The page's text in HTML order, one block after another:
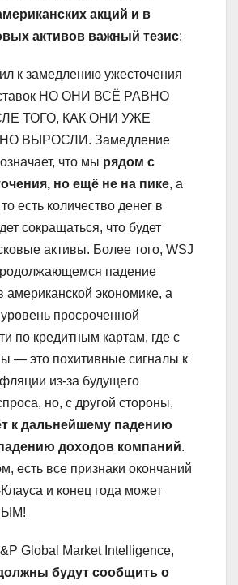
акций и в
активов важный тезис:
к замедлению ужесточения
НО ОНИ ВСЁ РАВНО
ТОГО, КАК ОНИ УЖЕ
ВЫРОСЛИ. Замедление
что мы рядом с
но ещё не на пике, а
есть количество денег в
сокращаться, что будет
активы. Более того, WSJ
падение
американской экономике, а
просроченной
по кредитным картам, где с
— это похитивные сигналы к
из-за будущего
но, с другой стороны,
к дальнейшему падению
доходов компаний.
есть все признаки окончаний
и конец года может
Global Market Intelligence,
будут сообщить о